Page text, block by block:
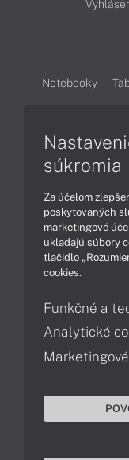
Notebooky
Podpora a servis
043
súkromia
Za účelom
poskytovaných
marketingové
ukladajú súbory
tlačidlo
cookies.
Funkčné a
Analytické